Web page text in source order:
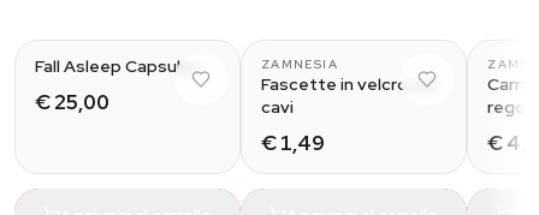
Fall Asleep Capsules
€ 25,00
ZAMNESIA
Fascette in velcro per
cavi
€ 1,49 €